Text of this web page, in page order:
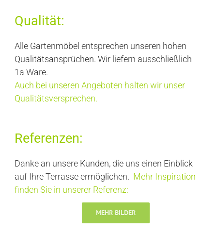
Qualität:
Alle Gartenmöbel entsprechen unseren hohen
Qualitätsansprüchen. Wir liefern ausschließlich
1a Ware.
Auch bei unseren Angeboten halten wir unser
Qualitätsversprechen.
Referenzen:
Danke an unsere Kunden, die uns einen Einblick
auf Ihre Terrasse ermöglichen. Mehr Inspiration
finden Sie in unserer Referenz:
MEHR BILDER